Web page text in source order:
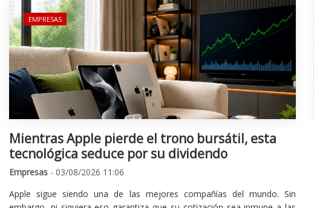
EMPRESAS
Mientras Apple pierde el trono bursátil, esta
tecnológica seduce por su dividendo
Empresas - 03/08/2026 11:06
Apple sigue siendo una de las mejores compañías del mundo. Sin